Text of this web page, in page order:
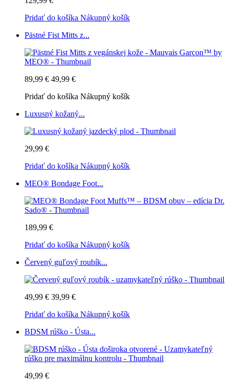
Pridať do košíka Nákupný košík
Pästné Fist Mitts z...
89,99 € 49,99 €
Pridať do košíka Nákupný košík
Luxusný kožaný...
29,99 €
Pridať do košíka Nákupný košík
MEO® Bondage Foot...
189,99 €
Pridať do košíka Nákupný košík
Červený guľový roubík...
49,99 € 39,99 €
Pridať do košíka Nákupný košík
BDSM rúško - Ústa...
49,99 €